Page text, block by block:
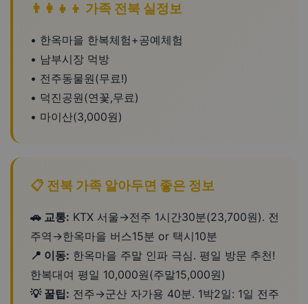
👨‍👩‍👧‍👦 가족 전북 실정보
• 한옥마을 한복체험+공예체험
• 남부시장 먹방
• 전주동물원(무료!)
• 덕진공원(연꽃,무료)
• 마이산(3,000원)
📋 전북 가족 알아두면 좋은 정보
🚗 교통: KTX 서울→전주 1시간30분(23,700원). 전
주역→한옥마을 버스15분 or 택시10분
📍 이동: 한옥마을 주말 인파 극심. 평일 방문 추천!
한복대여 평일 10,000원(주말15,000원)
💡 꿀팁: 전주→군산 자가용 40분. 1박2일: 1일 전주